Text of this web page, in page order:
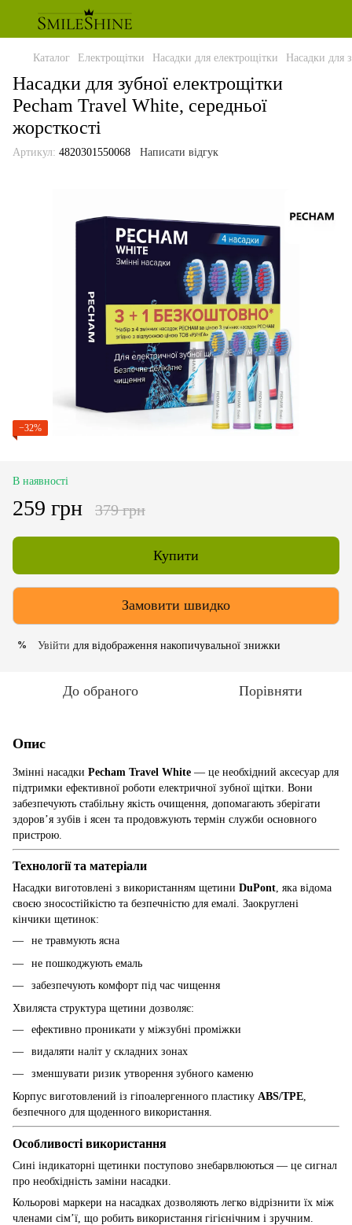
Каталог Електрощітки Насадки для електрощітки Насадки для
Насадки для зубної електрощітки
Pecham Travel White, середньої
жорсткості
Артикул: 4820301550068 Написати відгук
−32%
В наявності
259 грн 379 грн
Купити
Замовити швидко
% Увійти для відображення накопичувальної знижки
До обраного Порівняти
Опис
Змінні насадки Pecham Travel White — це необхідний аксесуар для
підтримки ефективної роботи електричної зубної щітки. Вони
забезпечують стабільну якість очищення, допомагають зберігати
здоров’я зубів і ясен та продовжують термін служби основного
пристрою.
Технології та матеріали
Насадки виготовлені з використанням щетини DuPont, яка відома
своєю зносостійкістю та безпечністю для емалі. Заокруглені
кінчики щетинок:
не травмують ясна
не пошкоджують емаль
забезпечують комфорт під час чищення
Хвиляста структура щетини дозволяє:
ефективно проникати у міжзубні проміжки
видаляти наліт у складних зонах
зменшувати ризик утворення зубного каменю
Корпус виготовлений із гіпоалергенного пластику ABS/TPE
безпечного для щоденного використання.
Особливості використання
Сині індикаторні щетинки поступово знебарвлюються — це сигнал
про необхідність заміни насадки.
Кольорові маркери на насадках дозволяють легко відрізнити їх між
членами сім’ї, що робить використання гігієнічним і зручним.